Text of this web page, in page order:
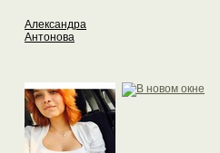
Александра
Антонова